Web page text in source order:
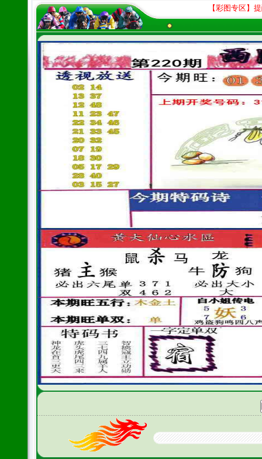
【彩图专区】